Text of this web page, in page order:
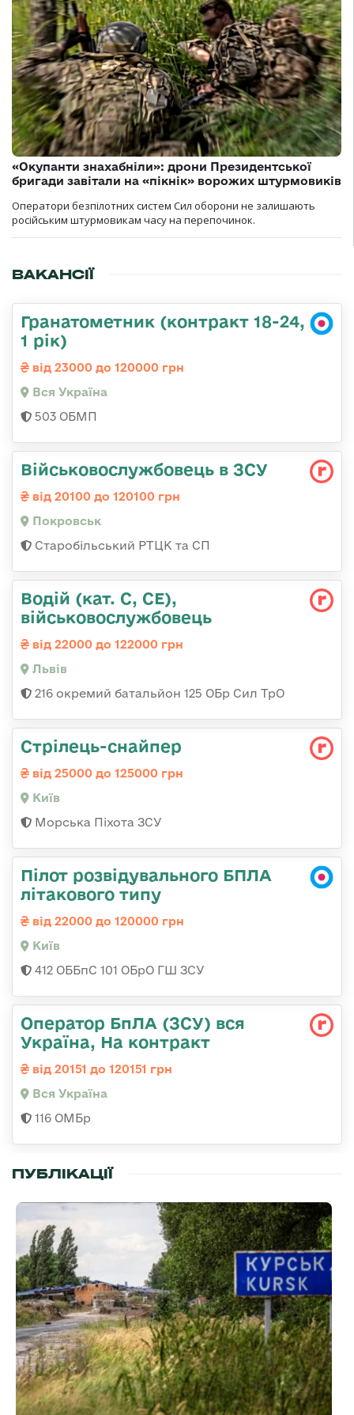
«Окупанти знахабніли»: дрони Президентської
бригади завітали на «пікнік» ворожих штурмовиків
Оператори безпілотних систем Сил оборони не залишають
російським штурмовикам часу на перепочинок.
ВАКАНСІЇ
Гранатометник (контракт 18-24,
1 рік)
від 23000 до 120000 грн
Вся Україна
503 ОБМП
Військовослужбовець в ЗСУ
від 20100 до 120100 грн
Покровськ
Старобільський РТЦК та СП
Водій (кат. С, СЕ),
військовослужбовець
від 22000 до 122000 грн
Львів
216 окремий батальйон 125 ОБр Сил ТрО
Стрілець-снайпеp
від 25000 до 125000 грн
Київ
Морська Піхота ЗСУ
Пілот розвідувального БПЛА
літакового типу
від 22000 до 120000 грн
Київ
412 ОББпС 101 ОБрО ГШ ЗСУ
Оператор БпЛА (ЗСУ) вся
Україна, На контракт
від 20151 до 120151 грн
Вся Україна
116 ОМБр
ПУБЛІКАЦІЇ